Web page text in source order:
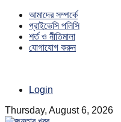
আমাদের সম্পর্কে
প্রাইভেসি পলিসি
শর্ত ও নীতিমালা
যোগাযোগ করুন
Login
Thursday, August 6, 2026